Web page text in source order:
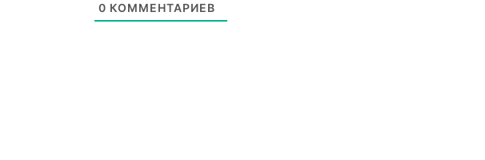
0 КОММЕНТАРИЕВ